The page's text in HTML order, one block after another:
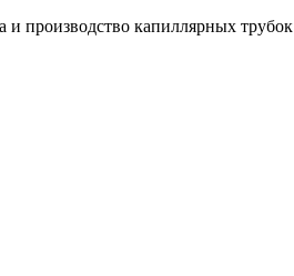
производство капиллярных трубок